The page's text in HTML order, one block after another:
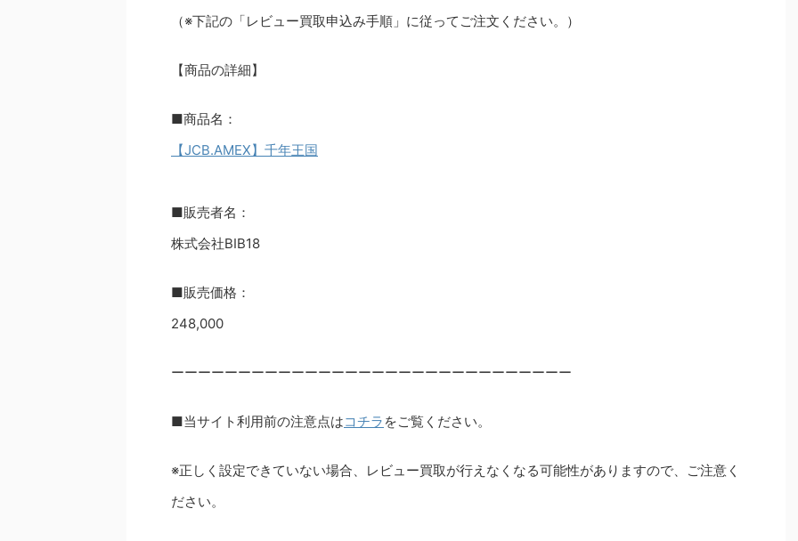
（※下記の「レビュー買取申込み手順」に従ってご注文ください。）
【商品の詳細】
■商品名：
【JCB.AMEX】千年王国
■販売者名：
株式会社BIB18
■販売価格：
248,000
ーーーーーーーーーーーーーーーーーーーーーーーーーーーーーー
■当サイト利用前の注意点はコチラ をご覧ください。
※正しく設定できていない場合、レビュー買取が行えなくなる可能性がありますので、ご注意く
ださい。